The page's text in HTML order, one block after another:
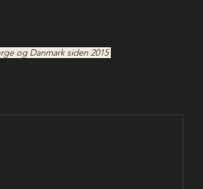
og Danmark siden 2015